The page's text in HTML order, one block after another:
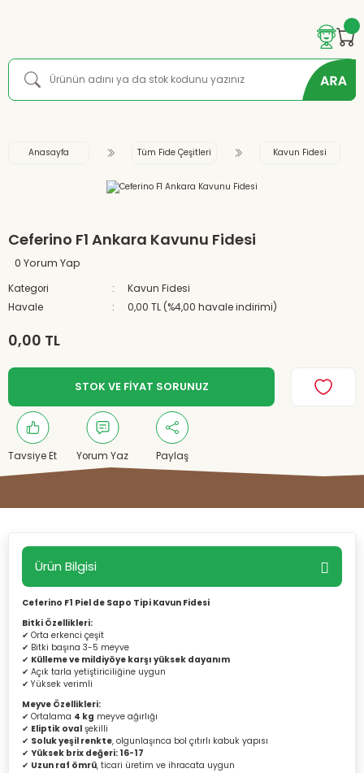
Anasayfa Tüm Fide Çeşitleri Kavun Fidesi
Ceferino F1 Ankara Kavunu Fidesi
0 Yorum Yap
Kategori
Kavun Fidesi
Havale
0,00 TL (%4,00 havale indirimi)
0,00 TL
STOK VE FİYAT SORUNUZ
Tavsiye Et Yorum Yaz Paylaş
Ürün Bilgisi
Ceferino F1 Piel de Sapo Tipi Kavun Fidesi
Bitki Özellikleri:
✔ Orta erkenci çeşit
✔ Bitki başına 3-5 meyve
✔ Külleme ve mildiyöye karşı yüksek dayanım
✔ Açık tarla yetiştiriciliğine uygun
✔ Yüksek verimli
Meyve Özellikleri:
✔ Ortalama 4 kg meyve ağırlığı
✔ Eliptik oval şekilli
✔ Soluk yeşil renkte, olgunlaşınca bol çıtırlı kabuk yapısı
✔ Yüksek brix değeri: 16-17
✔ Uzun raf ömrü, ticari üretim ve ihracata uygun